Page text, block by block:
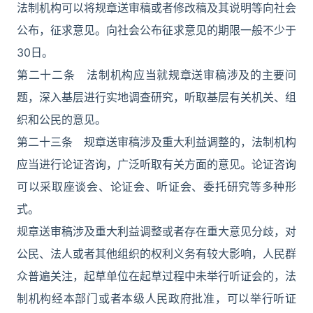
法制机构可以将规章送审稿或者修改稿及其说明等向社会
公布，征求意见。向社会公布征求意见的期限一般不少于
30日。
第二十二条 法制机构应当就规章送审稿涉及的主要问
题，深入基层进行实地调查研究，听取基层有关机关、组
织和公民的意见。
第二十三条 规章送审稿涉及重大利益调整的，法制机构
应当进行论证咨询，广泛听取有关方面的意见。论证咨询
可以采取座谈会、论证会、听证会、委托研究等多种形
式。
规章送审稿涉及重大利益调整或者存在重大意见分歧，对
公民、法人或者其他组织的权利义务有较大影响，人民群
众普遍关注，起草单位在起草过程中未举行听证会的，法
制机构经本部门或者本级人民政府批准，可以举行听证